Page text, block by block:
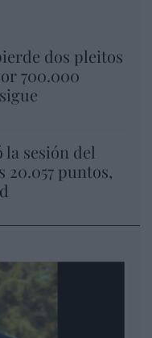
dos pleitos
700.000
la sesión del
20.057 puntos,